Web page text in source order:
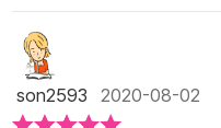
입니다. 《으라차차 손수레》
는 듯하면서도 자꾸 겉옷을
수록 글맛이 사라질 뿐 아니
멀게 마련입니다. 어린이하고
son2593 2020-08-02